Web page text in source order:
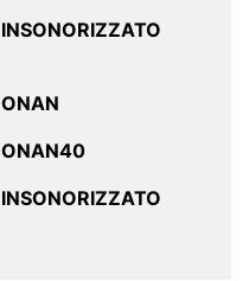
INSONORIZZATO
ONAN
ONAN40
INSONORIZZATO